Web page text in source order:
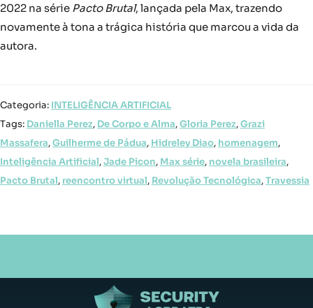
2022 na série Pacto Brutal, lançada pela Max, trazendo
novamente à tona a trágica história que marcou a vida da
autora.
Categoria: INTELIGÊNCIA ARTIFICIAL
Tags: Daniella Perez, De Corpo e Alma,Gloria Perez,Grazi
Massafera,Guilherme de Pádua, Hidreley Diao, homenagem,
Inteligência Artificial,Jade Picon, Max série, novela brasileira,
Pacto Brutal, reencontro virtual, Revolução Tecnológica,Travessia